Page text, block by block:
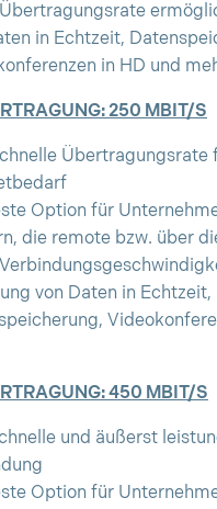
in Echtzeit,
in HD und
250 MBIT/S
Übertragungsrate
Option für
die remote bzw. über
von Daten in Echtzeit,
450 MBIT/S
und äußerst
Option für